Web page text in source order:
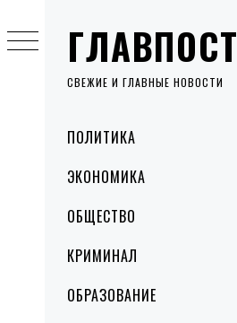
ГЛАВПОСТ
СВЕЖИЕ И ГЛАВНЫЕ НОВОСТИ
MenuПОЛИТИКА
ЭКОНОМИКА
ОБЩЕСТВО
КРИМИНАЛ
ОБРАЗОВАНИЕ
to
content